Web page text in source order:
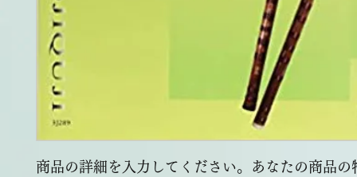
商品の詳細を入力してください。あなたの商品の